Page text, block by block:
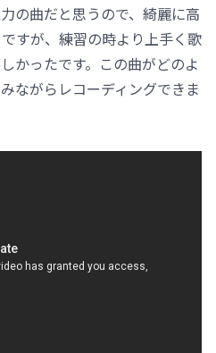
の曲だと思うので、綺麗に高
すが、練習の時より上手く歌
かったです。この曲がどのよ
ながらレコーディングできま